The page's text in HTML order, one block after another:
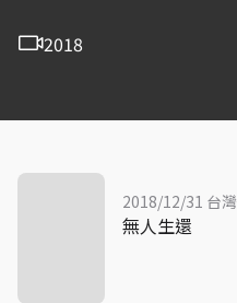
2018
2018/12/31 台灣
無人生還